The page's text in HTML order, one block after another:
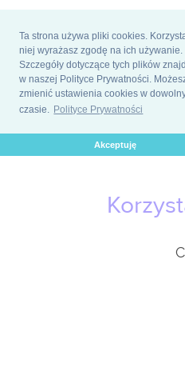
Ta strona używa pliki cookies.
niej wyrażasz zgodę na ich używanie.
Szczegóły dotyczące tych plików
w naszej Polityce Prywatności.
zmienić ustawienia cookies w
czasie. Polityce Prywatności
Akceptuję